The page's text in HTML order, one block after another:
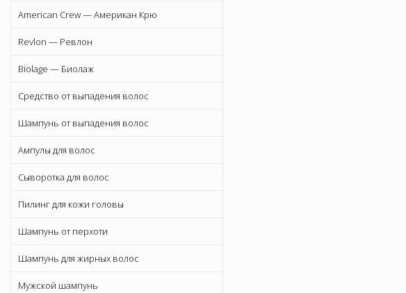
American Crew — Американ Крю
Revlon — Ревлон
Biolage — Биолаж
Средство от выпадения волос
Шампунь от выпадения волос
Ампулы для волос
Сыворотка для волос
Пилинг для кожи головы
Шампунь от перхоти
Шампунь для жирных волос
Мужской шампунь